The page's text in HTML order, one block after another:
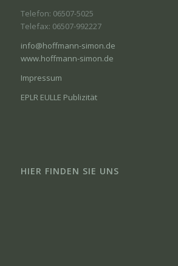
Telefon: 06507-5025
Telefax: 06507-992227
info@hoffmann-simon.de
www.hoffmann-simon.de
Impressum
EPLR EULLE Publizität
HIER FINDEN SIE UNS